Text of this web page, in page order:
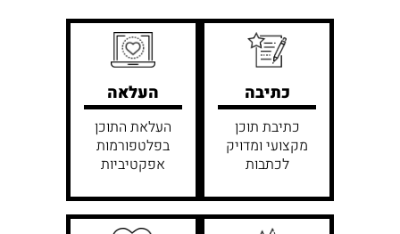
כתיבה
כתיבת תוכן
מקצועי ומדויק
לכתבות
העלאה
העלאת התוכן
בפלטפורמות
אפקטיביות